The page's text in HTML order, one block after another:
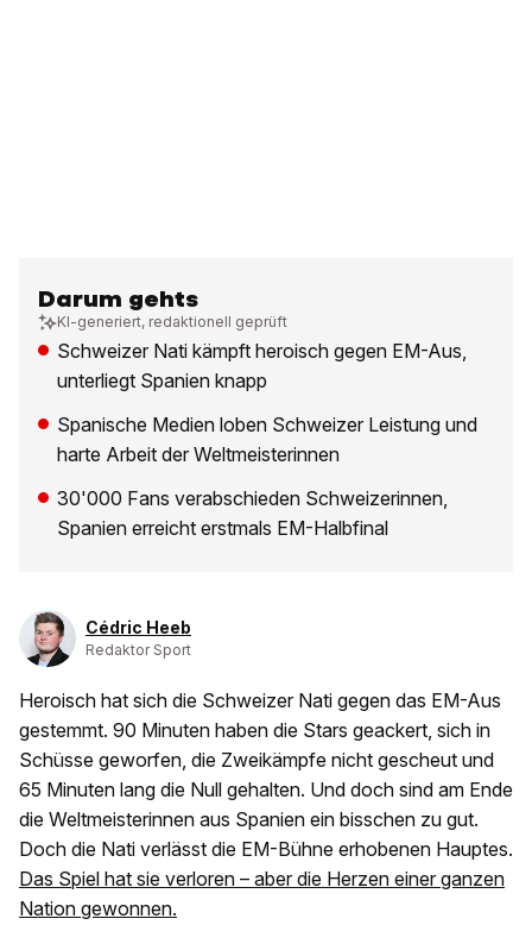
Darum gehts
KI-generiert, redaktionell geprüft
Schweizer Nati kämpft heroisch gegen EM-Aus,
unterliegt Spanien knapp
Spanische Medien loben Schweizer Leistung und
harte Arbeit der Weltmeisterinnen
30'000 Fans verabschieden Schweizerinnen,
Spanien erreicht erstmals EM-Halbfinal
Cédric Heeb
Redaktor Sport
Heroisch hat sich die Schweizer Nati gegen das EM-Aus
gestemmt. 90 Minuten haben die Stars geackert, sich in
Schüsse geworfen, die Zweikämpfe nicht gescheut und
65 Minuten lang die Null gehalten. Und doch sind am Ende
die Weltmeisterinnen aus Spanien ein bisschen zu gut.
Doch die Nati verlässt die EM-Bühne erhobenen Hauptes.
Das Spiel hat sie verloren – aber die Herzen einer ganzen
Nation gewonnen.